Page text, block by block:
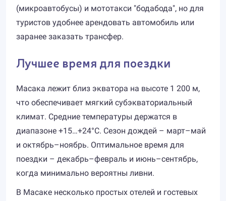
(микроавтобусы) и мототакси "бодабода", но для
туристов удобнее арендовать автомобиль или
заранее заказать трансфер.
Лучшее время для поездки
Масака лежит близ экватора на высоте 1 200 м,
что обеспечивает мягкий субэкваториальный
климат. Средние температуры держатся в
диапазоне +15…+24°C. Сезон дождей – март–май
и октябрь–ноябрь. Оптимальное время для
поездки – декабрь–февраль и июнь–сентябрь,
когда минимально вероятны ливни.
В Масаке несколько простых отелей и гостевых